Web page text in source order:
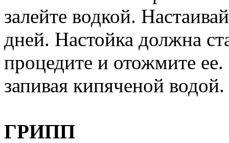
залейте водкой.
дней. Настойка должна
процедите и отожмите
запивая кипяченой водой.
ГРИПП